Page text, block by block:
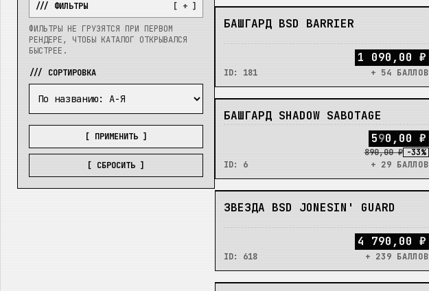
/// ФИЛЬТРЫ [ + ]
ФИЛЬТРЫ НЕ ГРУЗЯТСЯ ПРИ ПЕРВОМ
РЕНДЕРЕ, ЧТОБЫ КАТАЛОГ ОТКРЫВАЛСЯ
БЫСТРЕЕ.
/// СОРТИРОВКА
[ ПРИМЕНИТЬ ]
[ СБРОСИТЬ ]
НЕТ
БАШГАРД BSD BARRIER
ID: 181
1 090,00 ₽
+ 54 БАЛЛОВ
НЕТ
БАШГАРД SHADOW SABOTAGE
ID: 6
590 , 00 ₽
890,00 ₽ -33%
+ 29 БАЛЛОВ
НЕТ
ЗВЕЗДА BSD JONESIN' GUARD
ID: 618
4 790,00 ₽
+ 239 БАЛЛОВ